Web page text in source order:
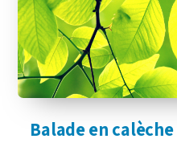
Balade en